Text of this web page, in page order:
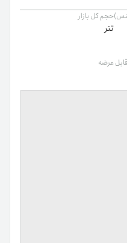
حجم کل بازار
تتر
عرضه